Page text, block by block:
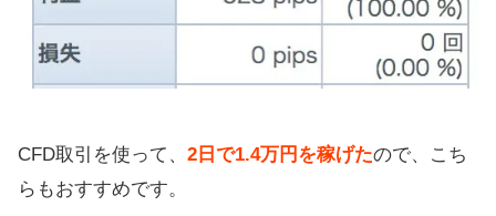
CFD取引を使って、 2日で1.4万円を稼げたので、こち
らもおすすめです。